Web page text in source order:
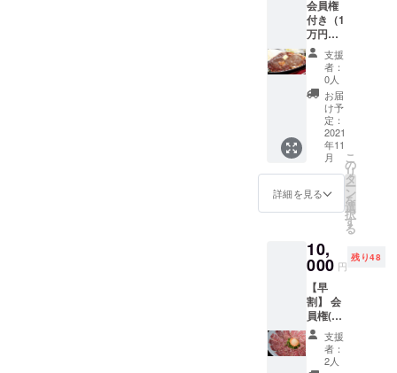
の募集
時期は
未定で
す。 1.
会員権
（10,00
0円相
当）
（1）当
店が利
用可能
になる
権利
2021年
11月１
日 WEB
理させ
ていた
だきま
す。 2.
お好き
なペア
会員権
付き（1
万円）
＋熊本
産馬肉
ステー
キ５
０％OF
ン料理
である
熊本産
馬肉ス
テーキ
２５０
５０人
数量限
定にな
りま
す。
【注意
事項】
・ご
予約の
支援
者：
0人
お届
け予
定：
2021
年11
月
詳細を見る
こ
の
リ
タ
ー
ン
を
選
択
す
る
10,
000 円
残り48
【早
割】 会
員権(１
万円相
当) × ５
品コー
支援
者：
2人